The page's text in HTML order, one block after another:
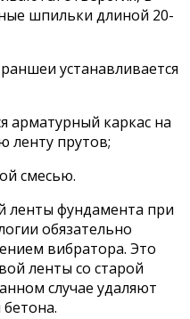
шпильки длиной 20-
устанавливается
арматурный каркас на
ленту прутов;
смесью.
ленты фундамента при
обязательно
вибратора. Это
ленты со старой
случае удаляют